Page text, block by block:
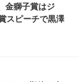
金獅子賞はジ
スピーチで黒澤